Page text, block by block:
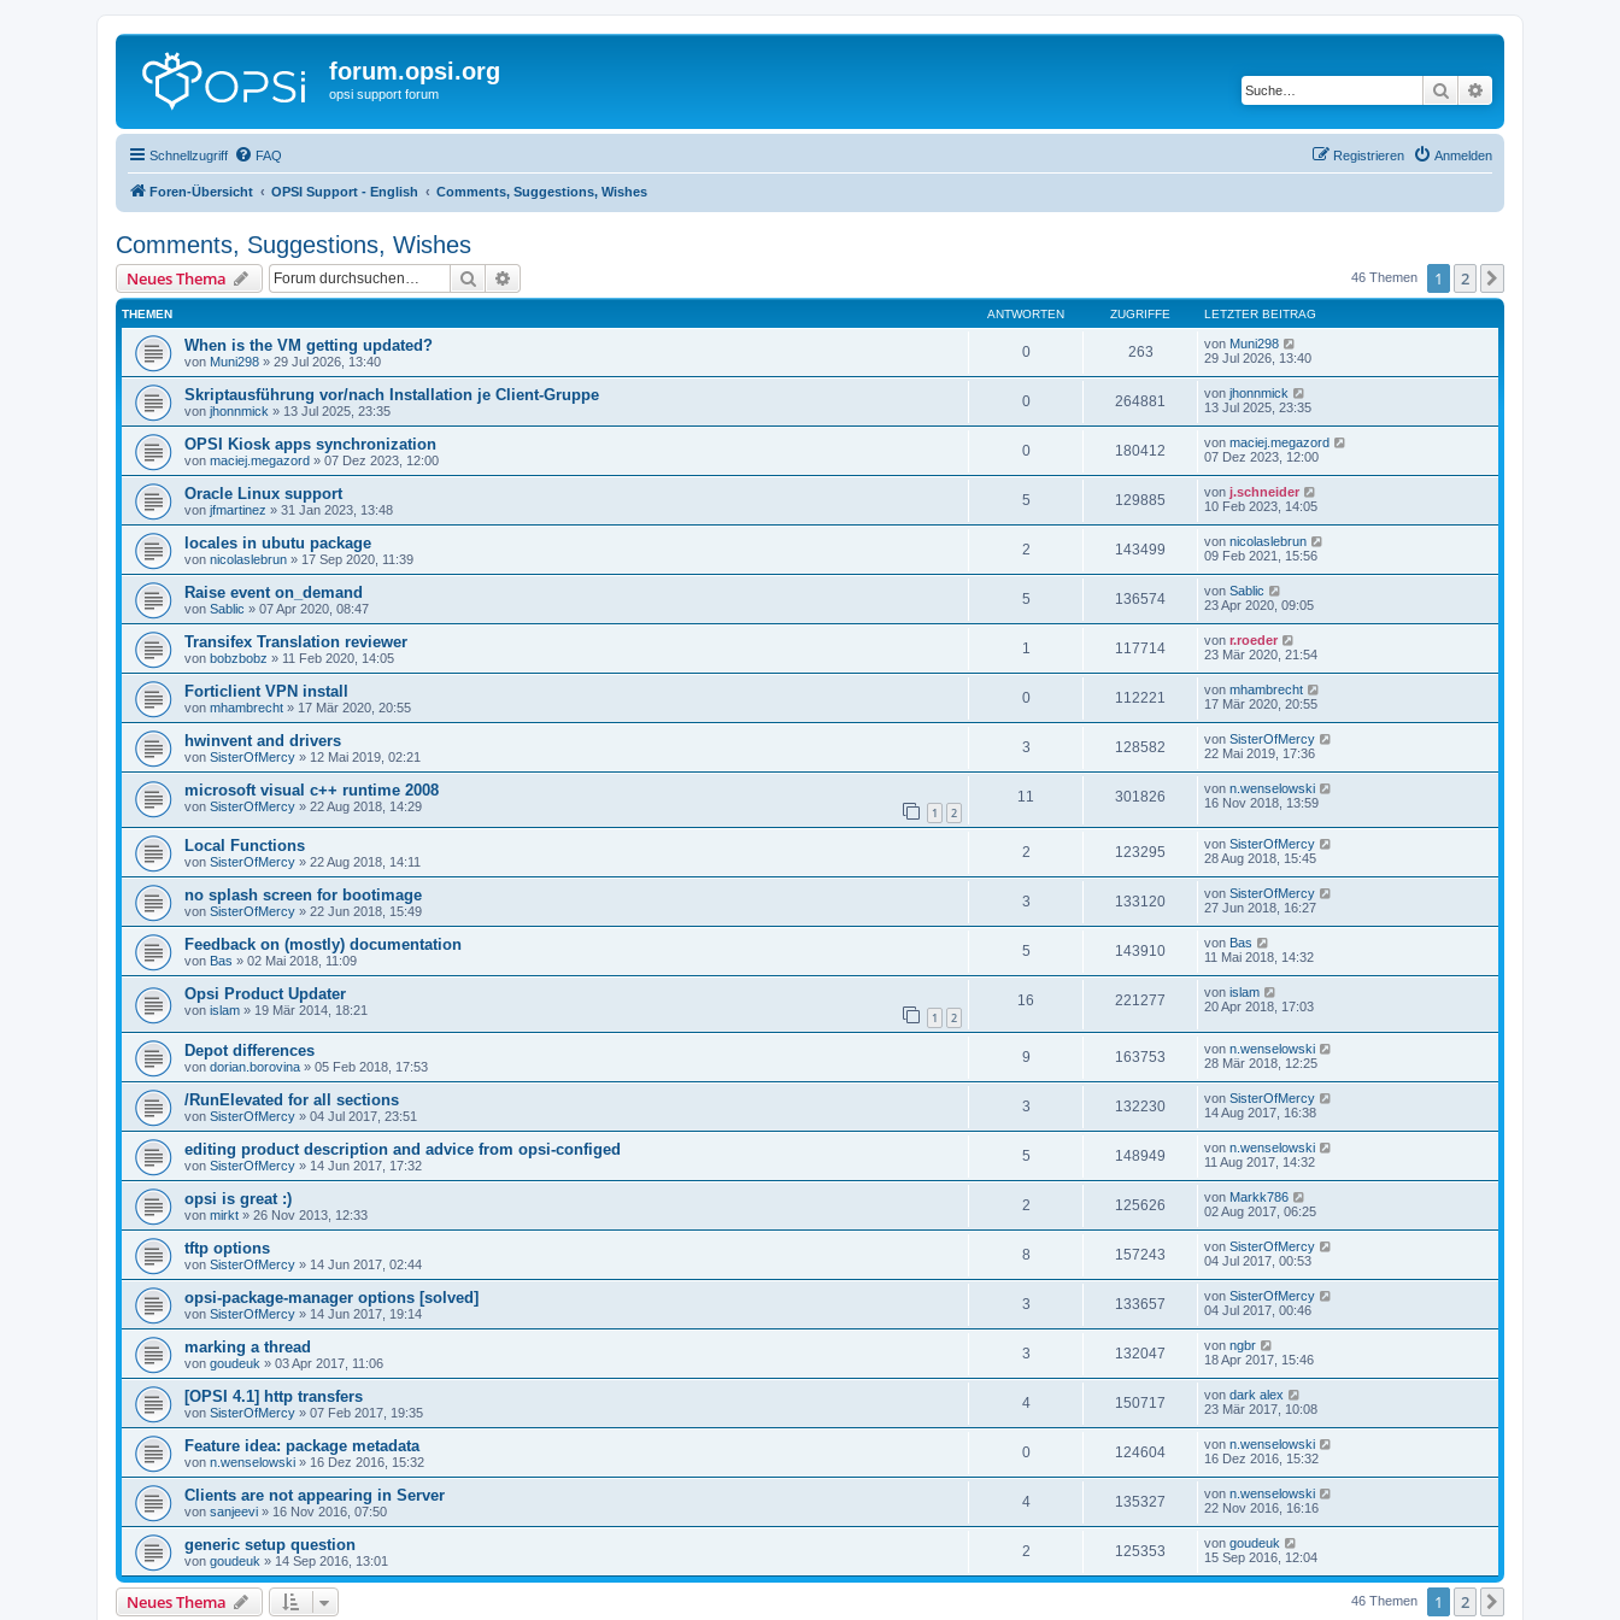
forum.opsi.org
opsi support forum Suche
Schnellzugriff FAQ Anmelden
Registrieren
Foren-Übersicht OPSI Support - English Comments, Suggestions, Wishes
Comments, Suggestions, Wishes
Neues Thema Suche 46 Themen 1 2
THEMEN ANTWORTEN ZUGRIFFE LETZTER BEITRAG
When is the VM getting updated?
von Muni298 » 29 Jul 2026, 13:40
0 263 von Muni298
29 Jul 2026, 13:40
Skriptausführung vor/nach Installation je Client-Gruppe
von jhonnmick » 13 Jul 2025, 23:35
0 264881 von jhonnmick
13 Jul 2025, 23:35
OPSI Kiosk apps synchronization
von maciej.megazord » 07 Dez 2023, 12:00
0 180412 von maciej.megazord
07 Dez 2023, 12:00
Oracle Linux support
von jfmartinez » 31 Jan 2023, 13:48
5 129885 von j.schneider
10 Feb 2023, 14:05
locales in ubutu package
von nicolaslebrun » 17 Sep 2020, 11:39
2 143499 von nicolaslebrun
09 Feb 2021, 15:56
Raise event on_demand
von Sablic » 07 Apr 2020, 08:47
5 136574 von Sablic
23 Apr 2020, 09:05
Transifex Translation reviewer
von bobzbobz » 11 Feb 2020, 14:05
1 117714 von r.roeder
23 Mär 2020, 21:54
Forticlient VPN install
von mhambrecht » 17 Mär 2020, 20:55
0 112221 von mhambrecht
17 Mär 2020, 20:55
hwinvent and drivers
von SisterOfMercy » 12 Mai 2019, 02:21
3 128582 von SisterOfMercy
22 Mai 2019, 17:36
microsoft visual c++ runtime 2008
von SisterOfMercy » 22 Aug 2018, 14:29 1 2
11 301826 von n.wenselowski
16 Nov 2018, 13:59
Local Functions
von SisterOfMercy » 22 Aug 2018, 14:11
2 123295 von SisterOfMercy
28 Aug 2018, 15:45
no splash screen for bootimage
von SisterOfMercy » 22 Jun 2018, 15:49
3 133120 von SisterOfMercy
27 Jun 2018, 16:27
Feedback on (mostly) documentation
von Bas » 02 Mai 2018, 11:09
5 143910 von Bas
11 Mai 2018, 14:32
Opsi Product Updater
von islam » 19 Mär 2014, 18:21 1 2
16 221277 von islam
20 Apr 2018, 17:03
Depot differences
von dorian.borovina » 05 Feb 2018, 17:53
9 163753 von n.wenselowski
28 Mär 2018, 12:25
/RunElevated for all sections
von SisterOfMercy » 04 Jul 2017, 23:51
3 132230 von SisterOfMercy
14 Aug 2017, 16:38
editing product description and advice from opsi-configed
von SisterOfMercy » 14 Jun 2017, 17:32
5 148949 von n.wenselowski
11 Aug 2017, 14:32
opsi is great :)
von mirkt » 26 Nov 2013, 12:33
2 125626 von Markk786
02 Aug 2017, 06:25
tftp options
von SisterOfMercy » 14 Jun 2017, 02:44
8 157243 von SisterOfMercy
04 Jul 2017, 00:53
opsi-package-manager options [solved]
von SisterOfMercy » 14 Jun 2017, 19:14
3 133657 von SisterOfMercy
04 Jul 2017, 00:46
marking a thread
von goudeuk » 03 Apr 2017, 11:06
3 132047 von ngbr
18 Apr 2017, 15:46
[OPSI 4.1] http transfers
von SisterOfMercy » 07 Feb 2017, 19:35
4 150717 von dark alex
23 Mär 2017, 10:08
Feature idea: package metadata
von n.wenselowski » 16 Dez 2016, 15:32
0 124604 von n.wenselowski
16 Dez 2016, 15:32
Clients are not appearing in Server
von sanjeevi » 16 Nov 2016, 07:50
4 135327 von n.wenselowski
22 Nov 2016, 16:16
generic setup question
von goudeuk » 14 Sep 2016, 13:01
2 125353 von goudeuk
15 Sep 2016, 12:04
Neues Thema 46 Themen 1 2